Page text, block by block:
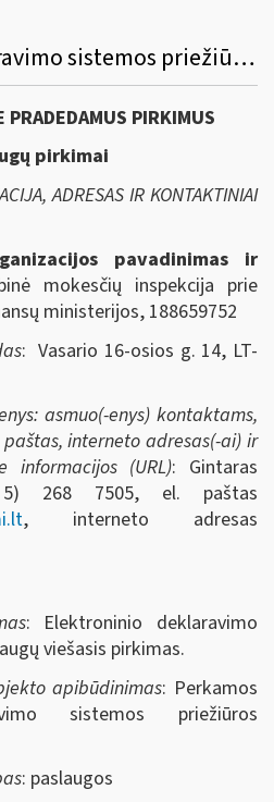
Elektroninio deklaravimo sistemos priežiūros paslaugų viešasis pirkimas
PRADEDAMUS PIRKIMUS
pirkimai
ADRESAS IR KONTAKTINIAI
pavadinimas ir
mokesčių inspekcija prie
ministerijos, 188659752
: Vasario 16-osios g. 14, LT-
asmuo(-enys) kontaktams,
interneto adresas(-ai) ir
(URL): Gintaras
268 7505, el. paštas
, interneto adresas
: Elektroninio deklaravimo
viešasis pirkimas.
apibūdinimas: Perkamos
sistemos priežiūros
: paslaugos